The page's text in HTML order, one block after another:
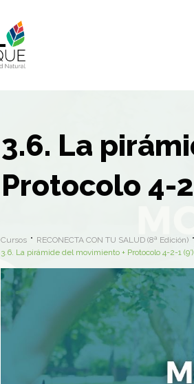
3.6. La
Protocolo 4-
Cursos RECONECTA CON TU SALUD (8ª Edición)
3.6. La pirámide del movimiento + Protocolo 4-2-1 (9′)